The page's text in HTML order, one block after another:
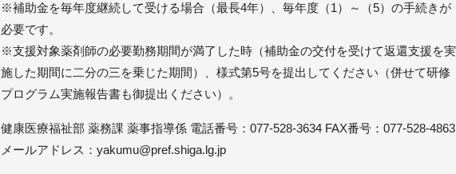
※補助金を毎年度継続して受ける場合（最長4年）、毎年度（1）～（5）の手続きが
必要です。
※支援対象薬剤師の必要勤務期間が満了した時（補助金の交付を受けて返還支援を実
施した期間に二分の三を乗じた期間）、様式第5号を提出してください（併せて研修
プログラム実施報告書も御提出ください）。
健康医療福祉部 薬務課 薬事指導係 電話番号：077-528-3634 FAX番号：077-528-4863
メールアドレス：yakumu@pref.shiga.lg.jp